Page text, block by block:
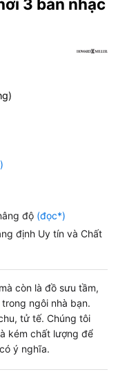
3 bản nhạc
độ (đọc*)
định Uy tín và Chất
còn là đồ sưu tầm,
ngôi nhà bạn.
tử tế. Chúng tôi
kém chất lượng để
ý nghĩa.